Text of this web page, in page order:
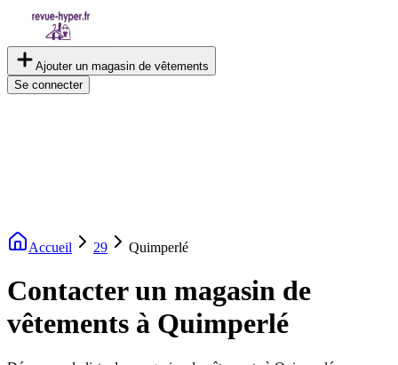
Ajouter un magasin de vêtements
Se connecter
Accueil 29 Quimperlé
Contacter un magasin de
vêtements à Quimperlé